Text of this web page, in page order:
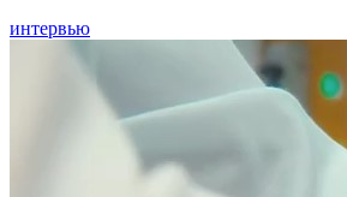
интервью